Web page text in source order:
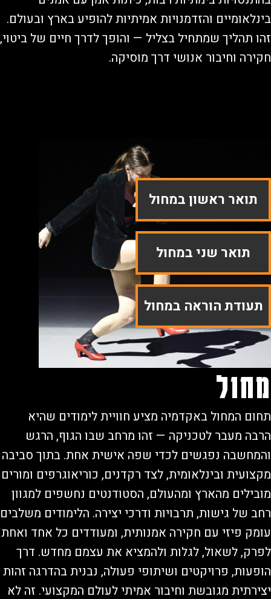
בינלאומיים והזדמנויות אמיתיות להופיע בארץ ובעולם.
זהו תהליך שמתחיל בצליל — והופך לדרך חיים של ביטוי,
וחיבור אנושי דרך מוסיקה.
המחול באקדמיה מציע חוויית לימודים שהיא
מעבר לטכניקה — זהו מרחב שבו הגוף, הרגש
נפגשים לכדי שפה אישית אחת. בתוך סביבה
ובינלאומית, לצד רקדנים, כוריאוגרפים ומורים
מהארץ ומהעולם, הסטודנטים נחשפים למגוון
של גישות, תרבויות ודרכי יצירה. הלימודים משלבים
פיזי עם חקירה אמנותית, ומעודדים כל אחד ואחת
לשאול, לגלות ולהמציא את עצמם מחדש. דרך
פרויקטים ושיתופי פעולה, נבנית בהדרגה זהות
מגובשת וחיבור אמיתי לעולם המקצועי. זה לא
תואר ראשון במחול
תואר שני במחול
הוראה במחול